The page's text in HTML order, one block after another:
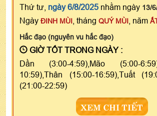
Thứ tư, ngày 6/8/2025 nhằm ngày 13/
Ngày ĐINH MÙI , tháng QUÝ MÙI , năm
Hắc đạo (nguyên vu hắc đạo)
GIỜ TỐT TRONG NGÀY :
Dần (3:00-4:59),Mão (5:00-
10:59),Thân (15:00-16:59),Tuất
(21:00-22:59)
XEM CHI TIẾT